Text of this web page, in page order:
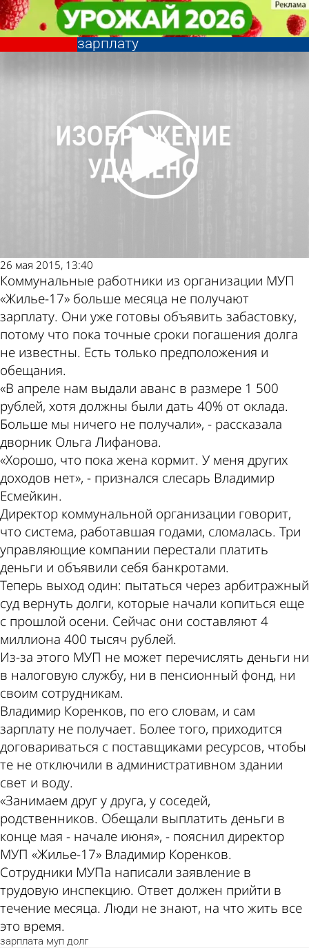
Сотрудники МУП «Жилье-17»
больше месяца не получают
зарплату
Общество
26 мая 2015, 13:40
Коммунальные работники из организации МУП
«Жилье-17» больше месяца не получают
зарплату. Они уже готовы объявить забастовку,
потому что пока точные сроки погашения долга
не известны. Есть только предположения и
обещания.
«В апреле нам выдали аванс в размере 1 500
рублей, хотя должны были дать 40% от оклада.
Больше мы ничего не получали», - рассказала
дворник Ольга Лифанова.
«Хорошо, что пока жена кормит. У меня других
доходов нет», - признался слесарь Владимир
Есмейкин.
Директор коммунальной организации говорит,
что система, работавшая годами, сломалась. Три
управляющие компании перестали платить
деньги и объявили себя банкротами.
Теперь выход один: пытаться через арбитражный
суд вернуть долги, которые начали копиться еще
с прошлой осени. Сейчас они составляют 4
миллиона 400 тысяч рублей.
Из-за этого МУП не может перечислять деньги ни
в налоговую службу, ни в пенсионный фонд, ни
своим сотрудникам.
Владимир Коренков, по его словам, и сам
зарплату не получает. Более того, приходится
договариваться с поставщиками ресурсов, чтобы
те не отключили в административном здании
свет и воду.
«Занимаем друг у друга, у соседей,
родственников. Обещали выплатить деньги в
конце мая - начале июня», - пояснил директор
МУП «Жилье-17» Владимир Коренков.
Сотрудники МУПа написали заявление в
трудовую инспекцию. Ответ должен прийти в
течение месяца. Люди не знают, на что жить все
это время.
зарплата муп долг
Сотрудники МУП «Жилье-17»
больше месяца не получают
зарплату
Общество
Другие новости
по теме
Погода и курсы
валют в Пензе